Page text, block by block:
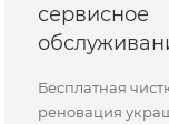
сервисное
Бесплатная
реновация